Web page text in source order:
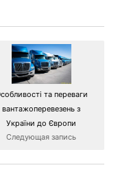
та переваги
вантажоперевезень з
України до Європи
Следующая запись